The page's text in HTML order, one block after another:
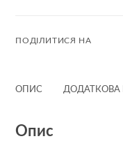
мл
ПОДІЛИТИСЯ НА
ОПИС ДОДАТКОВА
Опис